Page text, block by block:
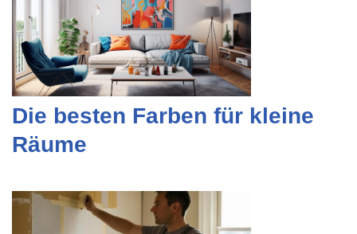
Die besten Farben für kleine
Räume